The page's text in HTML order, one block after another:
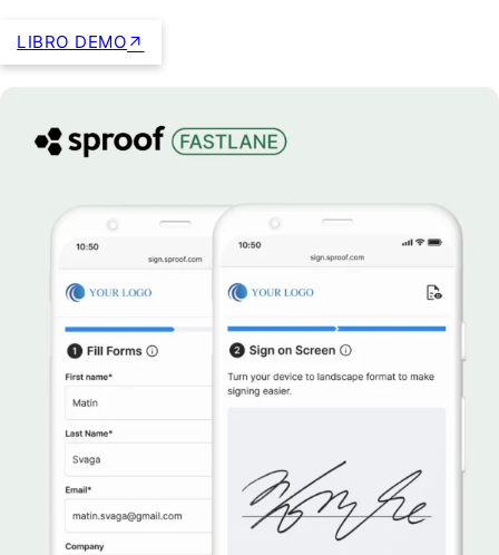
LIBRO DEMO